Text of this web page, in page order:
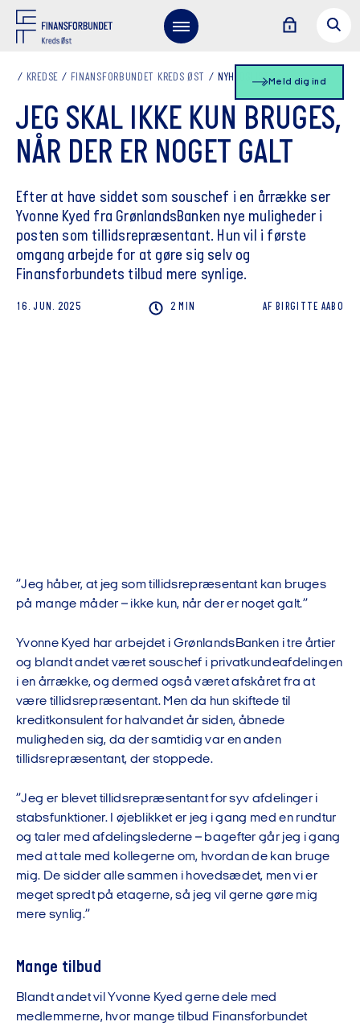
Meld dig ind
KREDSE FINANSFORBUNDET KREDS ØST NYHEDSLISTE
JEG SKAL IKKE KUN BRUGES,
NÅR DER ER NOGET GALT
Efter at have siddet som souschef i en årrække ser
Yvonne Kyed fra GrønlandsBanken nye muligheder i
posten som tillidsrepræsentant. Hun vil i første
omgang arbejde for at gøre sig selv og
Finansforbundets tilbud mere synlige.
16. JUN. 2025 2 MIN AF BIRGITTE AABO
”Jeg håber, at jeg som tillidsrepræsentant kan bruges
på mange måder – ikke kun, når der er noget galt.”
Yvonne Kyed har arbejdet i GrønlandsBanken i tre årtier
og blandt andet været souschef i privatkundeafdelingen
i en årrække, og dermed også været afskåret fra at
være tillidsrepræsentant. Men da hun skiftede til
kreditkonsulent for halvandet år siden, åbnede
muligheden sig, da der samtidig var en anden
tillidsrepræsentant, der stoppede.
”Jeg er blevet tillidsrepræsentant for syv afdelinger i
stabsfunktioner. I øjeblikket er jeg i gang med en rundtur
og taler med afdelingslederne – bagefter går jeg i gang
med at tale med kollegerne om, hvordan de kan bruge
mig. De sidder alle sammen i hovedsædet, men vi er
meget spredt på etagerne, så jeg vil gerne gøre mig
mere synlig.”
Mange tilbud
Blandt andet vil Yvonne Kyed gerne dele med
medlemmerne, hvor mange tilbud Finansforbundet